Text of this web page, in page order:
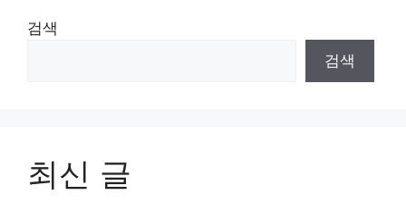
검색
검색
최신 글